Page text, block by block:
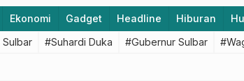
Ekonomi Gadget Headline Hiburan
#Suhardi Duka #Gubernur Sulbar